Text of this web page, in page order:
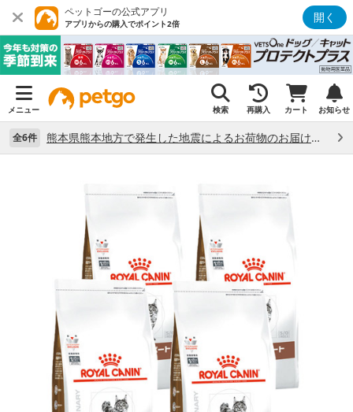
ペットゴーの公式アプリ
アプリからの購入でポイント2倍 開く
メニュー 検索 再購入 カート お知らせ
全6件 熊本県熊本地方で発生した地震によるお荷物のお届け状況について （7/28）